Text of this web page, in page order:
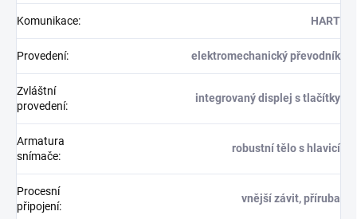
Komunikace: HART
Provedení: elektromechanický převodník
Zvláštní
provedení:
integrovaný displej s tlačítky
Armatura
snímače:
robustní tělo s hlavicí
Procesní
připojení:
vnější závit, příruba